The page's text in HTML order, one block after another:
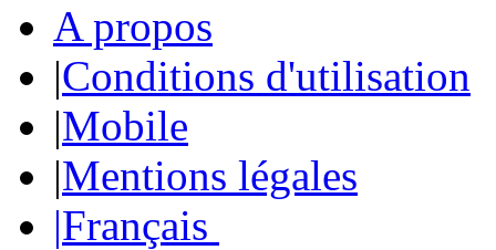
A propos
|Conditions d'utilisation
|Mobile
|Mentions légales
|Français